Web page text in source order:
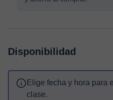
Disponibilidad
Elige fecha y hora para
clase.